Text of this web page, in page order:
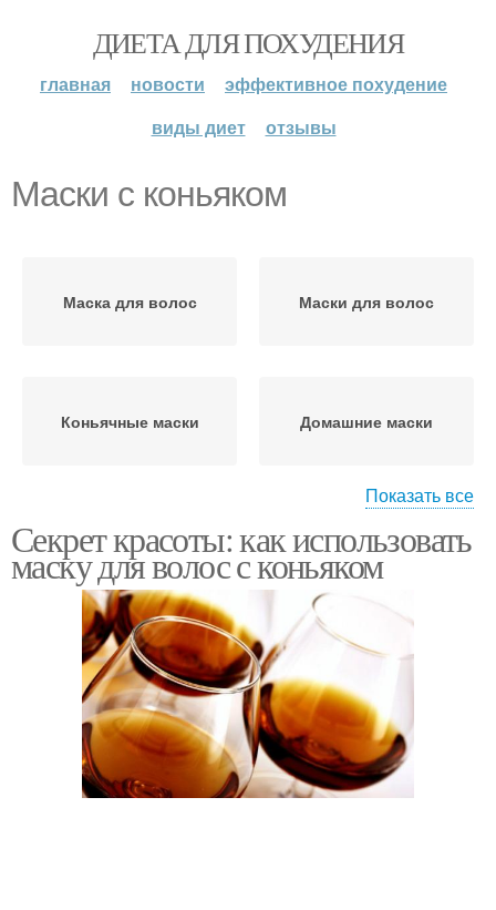
ДИЕТА ДЛЯ ПОХУДЕНИЯ
главная новости
эффективное похудение
виды диет
отзывы
Маски с коньяком
Маска для волос Маски для волос
Коньячные маски Домашние маски
Маска с коньяком Маска от выпадения
Волос с коньяком
Показать все
Секрет красоты: как использовать
маску для волос с коньяком